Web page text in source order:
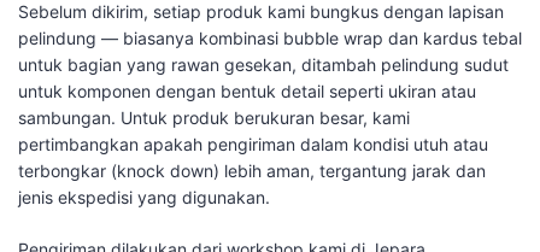
Sebelum dikirim, setiap produk kami bungkus dengan lapisan
pelindung — biasanya kombinasi bubble wrap dan kardus tebal
untuk bagian yang rawan gesekan, ditambah pelindung sudut
untuk komponen dengan bentuk detail seperti ukiran atau
sambungan. Untuk produk berukuran besar, kami
pertimbangkan apakah pengiriman dalam kondisi utuh atau
terbongkar (knock down) lebih aman, tergantung jarak dan
jenis ekspedisi yang digunakan.